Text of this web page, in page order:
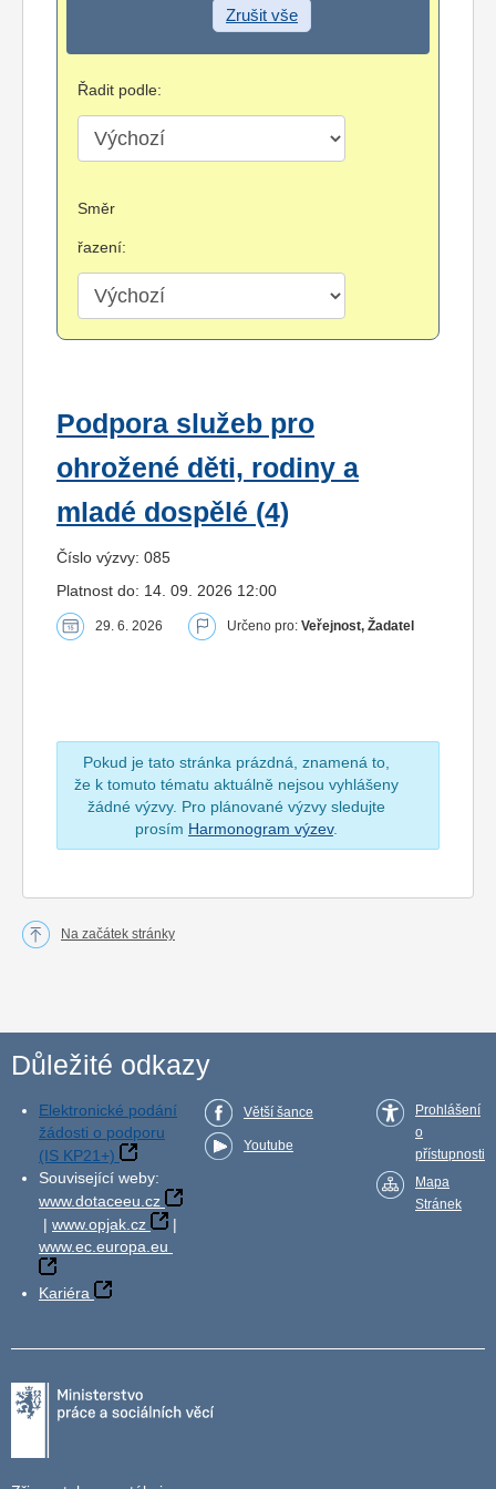
Zrušit vše
Řadit podle:
Směr
řazení:
Podpora služeb pro
ohrožené děti, rodiny a
mladé dospělé (4)
Číslo výzvy: 085
Platnost do: 14. 09. 2026 12:00
29. 6. 2026 Určeno pro: Veřejnost, Žadatel
Pokud je tato stránka prázdná, znamená to,
že k tomuto tématu aktuálně nejsou vyhlášeny
žádné výzvy. Pro plánované výzvy sledujte
prosím Harmonogram výzev.
Na začátek stránky
Důležité odkazy
Elektronické podání
žádosti o podporu
(IS KP21+)
Související weby:
www.dotaceeu.cz
| www.opjak.cz
|
www.ec.europa.eu
Kariéra
Větší šance
Youtube
Prohlášení
o
přístupnosti
Mapa
Stránek